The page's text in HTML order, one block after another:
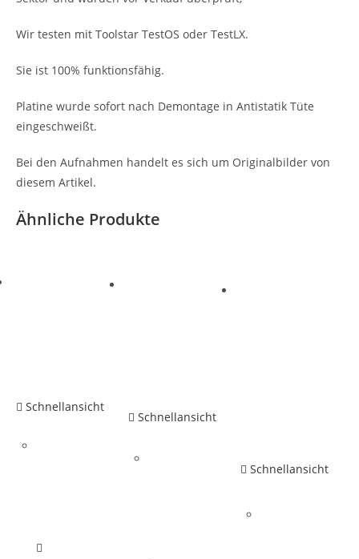
Wir testen mit Toolstar TestOS oder TestLX.
Sie ist 100% funktionsfähig.
Platine wurde sofort nach Demontage in Antistatik Tüte
eingeschweißt.
Bei den Aufnahmen handelt es sich um Originalbilder von
diesem Artikel.
Ähnliche Produkte
Schnellansicht
Schnellansicht
Schnellansicht